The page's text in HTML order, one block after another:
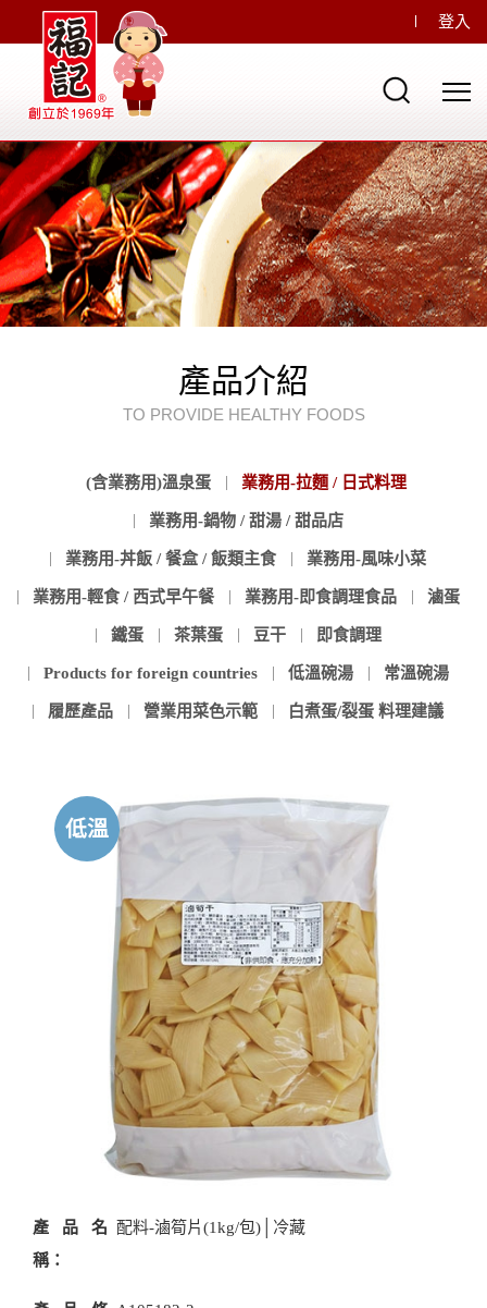
登入
產品介紹
TO PROVIDE HEALTHY FOODS
(含業務用)溫泉蛋 業務用-拉麵 / 日式料理
業務用-鍋物 / 甜湯 / 甜品店
業務用-丼飯 / 餐盒 / 飯類主食 業務用-風味小菜
業務用-輕食 / 西式早午餐 業務用-即食調理食品 滷蛋
鐵蛋 茶葉蛋 豆干 即食調理
Products for foreign countries 低溫碗湯 常溫碗湯
履歷產品 營業用菜色示範 白煮蛋/裂蛋 料理建議
低溫
產品名
稱：
配料-滷筍片(1kg/包)│冷藏